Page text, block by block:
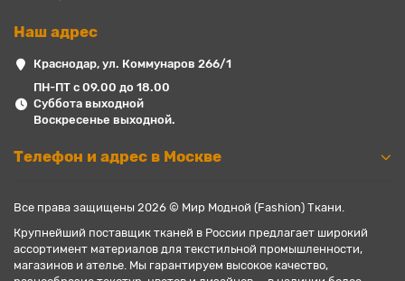
Наш адрес
Краснодар, ул. Коммунаров 266/1
ПН-ПТ с 09.00 до 18.00
Суббота выходной
Воскресенье выходной.
Телефон и адрес в Москве
Все права защищены 2026 © Мир Модной (Fashion) Ткани.
Крупнейший поставщик тканей в России предлагает широкий
ассортимент материалов для текстильной промышленности,
магазинов и ателье. Мы гарантируем высокое качество,